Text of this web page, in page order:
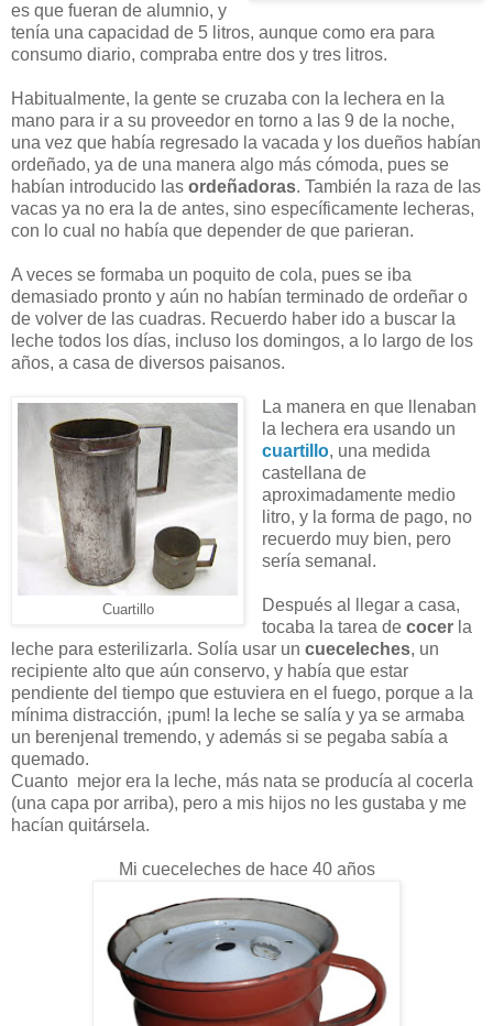
es que fueran de alumnio, y
tenía una capacidad de 5 litros, aunque como era para
consumo diario, compraba entre dos y tres litros.
Habitualmente, la gente se cruzaba con la lechera en la
mano para ir a su proveedor en torno a las 9 de la noche,
una vez que había regresado la vacada y los dueños habían
ordeñado, ya de una manera algo más cómoda, pues se
habían introducido las ordeñadoras. También la raza de las
vacas ya no era la de antes, sino específicamente lecheras,
con lo cual no había que depender de que parieran.
A veces se formaba un poquito de cola, pues se iba
demasiado pronto y aún no habían terminado de ordeñar o
de volver de las cuadras. Recuerdo haber ido a buscar la
leche todos los días, incluso los domingos, a lo largo de los
años, a casa de diversos paisanos.
Cuartillo
La manera en que llenaban
la lechera era usando un
cuartillo, una medida
castellana de
aproximadamente medio
litro, y la forma de pago, no
recuerdo muy bien, pero
sería semanal.
Después al llegar a casa,
tocaba la tarea de cocer la
leche para esterilizarla. Solía usar un cueceleches, un
recipiente alto que aún conservo, y había que estar
pendiente del tiempo que estuviera en el fuego, porque a la
mínima distracción, ¡pum! la leche se salía y ya se armaba
un berenjenal tremendo, y además si se pegaba sabía a
quemado.
Cuanto mejor era la leche, más nata se producía al cocerla
(una capa por arriba), pero a mis hijos no les gustaba y me
hacían quitársela.
Mi cueceleches de hace 40 años